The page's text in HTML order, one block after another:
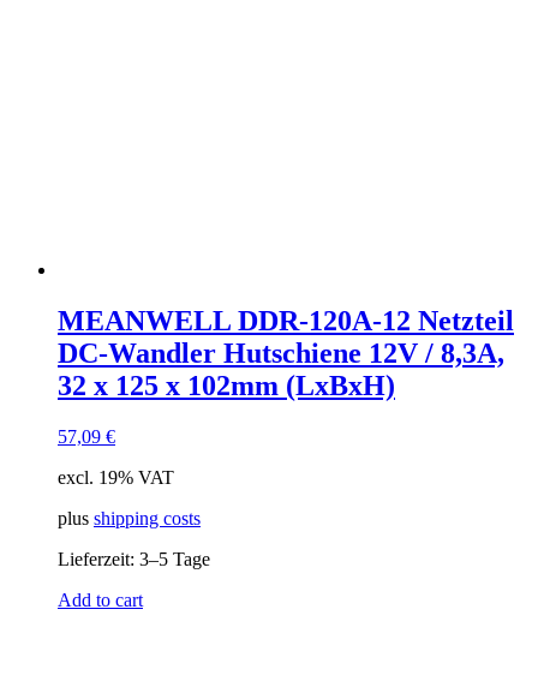
MEANWELL DDR-120A-12 Netzteil
DC-Wandler Hutschiene 12V / 8,3A,
32 x 125 x 102mm (LxBxH)
57,09 €
excl. 19% VAT
plus shipping costs
Lieferzeit: 3–5 Tage
Add to cart